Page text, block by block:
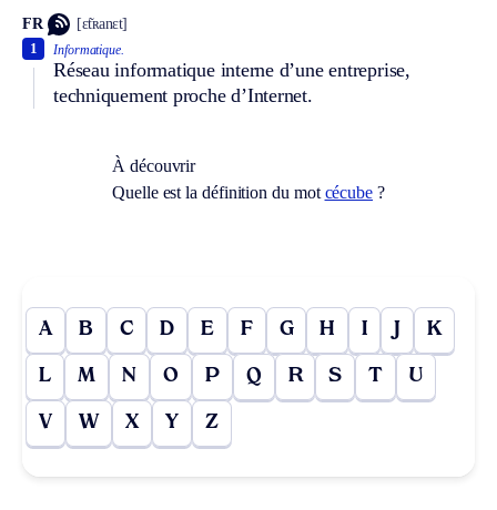
FR [ɛ̃tʀanɛt]
Informatique.
Réseau informatique interne d’une entreprise,
techniquement proche d’Internet.
1
À découvrir
Quelle est la définition du mot cécube ?
A B C D E F G H I J K
L M N O P Q R S T U
V W X Y Z